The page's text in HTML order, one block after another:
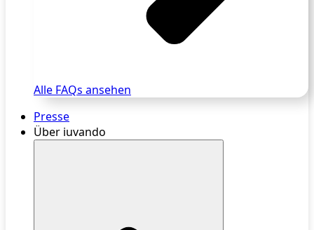
Alle FAQs ansehen
Presse
Über iuvando